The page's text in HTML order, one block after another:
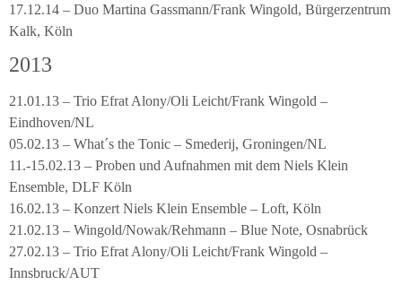
17.12.14 – Duo Martina Gassmann/Frank Wingold, Bürgerzentrum
Kalk, Köln
2013
21.01.13 – Trio Efrat Alony/Oli Leicht/Frank Wingold –
Eindhoven/NL
05.02.13 – What´s the Tonic – Smederij, Groningen/NL
11.-15.02.13 – Proben und Aufnahmen mit dem Niels Klein
Ensemble, DLF Köln
16.02.13 – Konzert Niels Klein Ensemble – Loft, Köln
21.02.13 – Wingold/Nowak/Rehmann – Blue Note, Osnabrück
27.02.13 – Trio Efrat Alony/Oli Leicht/Frank Wingold –
Innsbruck/AUT